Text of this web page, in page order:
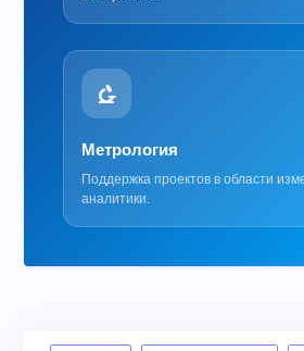
Метрология
Поддержка проектов в области
аналитики.